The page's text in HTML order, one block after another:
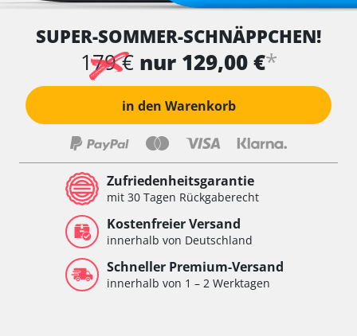
SUPER-SOMMER-SCHNÄPPCHEN!
179 € nur 129,00 €*
in den Warenkorb
Zufriedenheitsgarantie
mit 30 Tagen Rückgaberecht
Kostenfreier Versand
innerhalb von Deutschland
Schneller Premium-Versand
innerhalb von 1 – 2 Werktagen